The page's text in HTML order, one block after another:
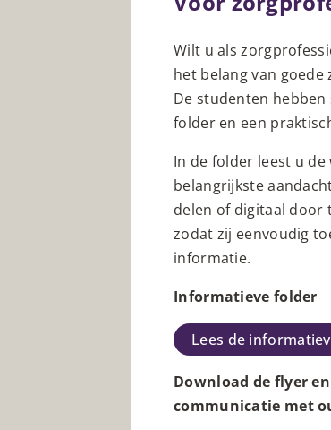
Wilt u als
het belang van
De studenten
folder en een
In de folder leest u
belangrijkste
delen of digitaal door
zodat zij eenvoudig
informatie.
Informatieve folder
Lees de
Download de flyer
communicatie met